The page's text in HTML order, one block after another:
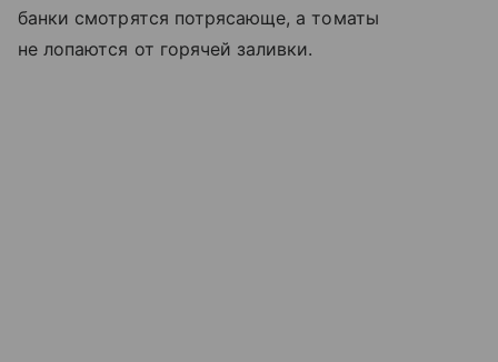
банки смотрятся потрясающе, а томаты
не лопаются от горячей заливки.